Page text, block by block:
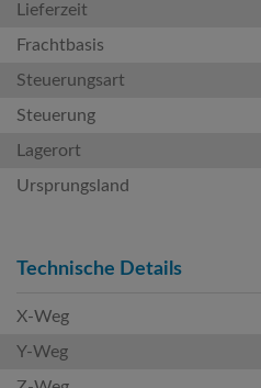
Lieferzeit
Frachtbasis
Steuerungsart
Steuerung
Lagerort
Ursprungsland
Technische Details
X-Weg
Y-Weg